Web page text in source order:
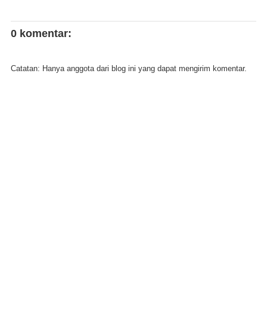
0 komentar:
Catatan: Hanya anggota dari blog ini yang dapat mengirim komentar.